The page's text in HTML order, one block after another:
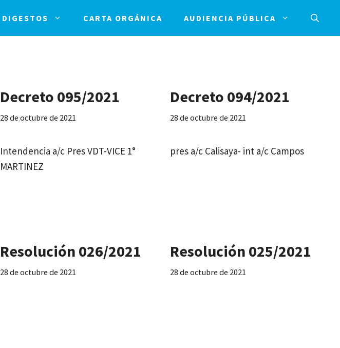
DIGESTOS CARTA ORGÁNICA AUDIENCIA PÚBLICA
Decreto 095/2021
28 de octubre de 2021
Intendencia a/c Pres VDT-VICE 1°
MARTINEZ
Decreto 094/2021
28 de octubre de 2021
pres a/c Calisaya- int a/c Campos
Resolución 026/2021
28 de octubre de 2021
Resolución 025/2021
28 de octubre de 2021